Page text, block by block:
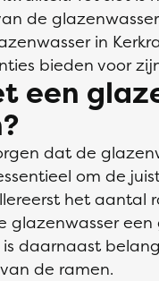
de
in
bieden voor
een
dat de
om de
het aantal
glazenwasser
daarnaast
de ramen.